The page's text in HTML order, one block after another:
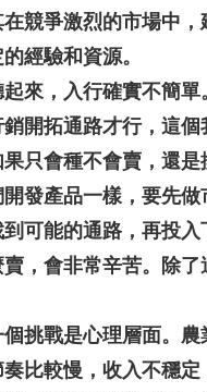
競爭激烈的市場中，
經驗和資源。
來，入行確實不簡
開拓通路才行，這個
只會種不會賣，還
發產品一樣，要先做
可能的通路，再投入
，會非常辛苦。除
挑戰是心理層面。
比較慢，收入不穩